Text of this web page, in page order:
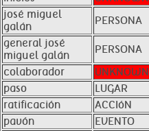
josé miguel
galán
PERSONA
general josé
miguel galán
PERSONA
colaborador
UNKNOWN
paso
LUGAR
ratificación
ACCIóN
pavón
EVENTO